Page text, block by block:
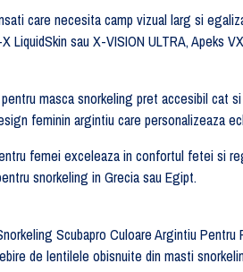
care necesita camp vizual larg si
sau X-VISION ULTRA, Apeks
masca snorkeling pret accesibil cat
feminin argintiu care personalizeaza
femei exceleaza in confortul fetei si
snorkeling in Grecia sau Egipt.
Scubapro Culoare Argintiu
de lentilele obisnuite din masti